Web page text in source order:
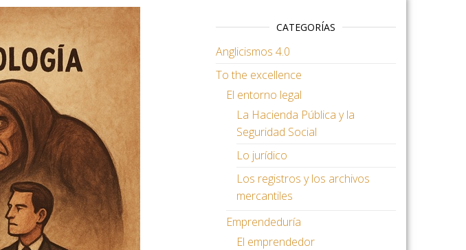
CATEGORÍAS
Anglicismos 4.0
To the excellence
El entorno legal
La Hacienda Pública y la
Seguridad Social
Lo jurídico
Los registros y los archivos
mercantiles
Emprendeduría
El emprendedor